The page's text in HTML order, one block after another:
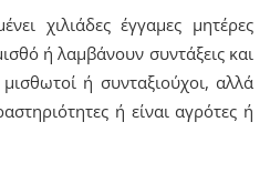
χιλιάδες έγγαμες μητέρες
ή λαμβάνουν συντάξεις και
ή συνταξιούχοι, αλλά
ή είναι αγρότες ή